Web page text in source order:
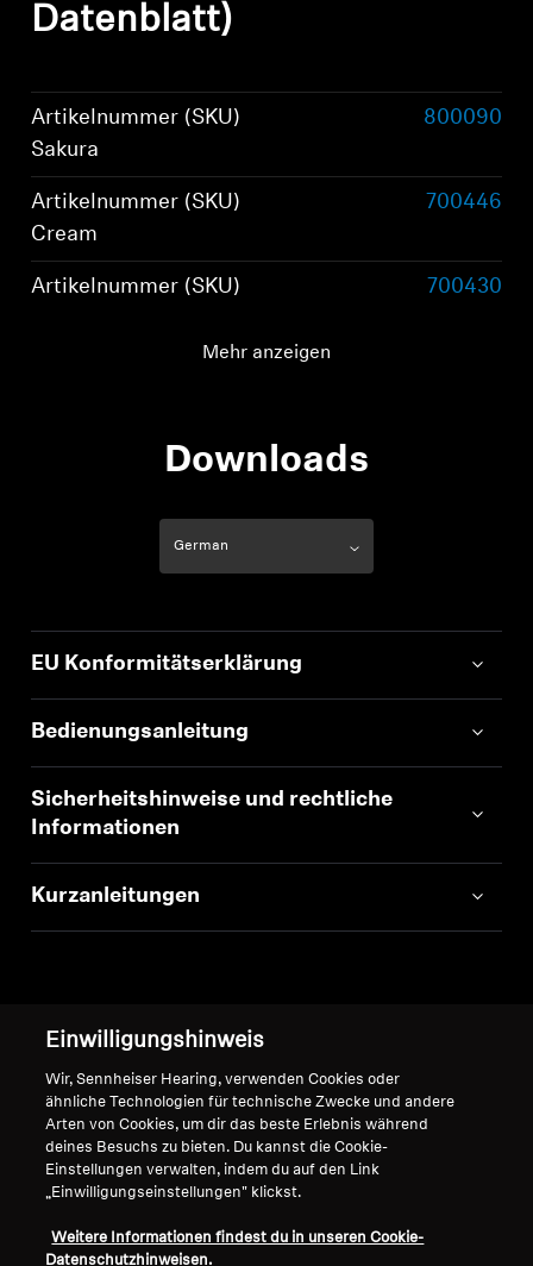
Datenblatt)
Artikelnummer (SKU)
Sakura
800090
Artikelnummer (SKU)
Cream
700446
Artikelnummer (SKU)
700430
Mehr anzeigen
Downloads
EU Konformitätserklärung
Bedienungsanleitung
Sicherheitshinweise und rechtliche
Informationen
Kurzanleitungen
Support
Nach oben
Impressum
Vertrag widerrufen
Einwilligungshinweis
Wir, Sennheiser Hearing, verwenden Cookies oder
ähnliche Technologien für technische Zwecke und andere
Arten von Cookies, um dir das beste Erlebnis während
deines Besuchs zu bieten. Du kannst die Cookie-
Einstellungen verwalten, indem du auf den Link
„Einwilligungseinstellungen" klickst.
Weitere Informationen findest du in unseren Cookie-
Datenschutzhinweisen.